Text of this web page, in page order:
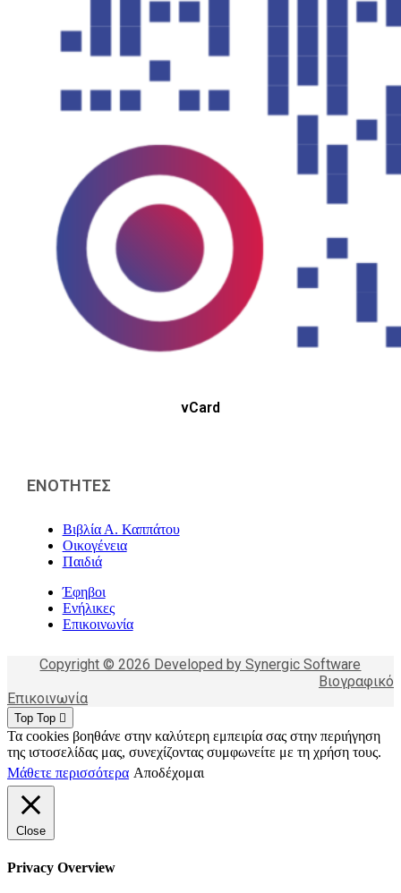
vCard
ΕΝΟΤΗΤΕΣ
Βιβλία Α. Καππάτου
Οικογένεια
Παιδιά
Έφηβοι
Ενήλικες
Επικοινωνία
Copyright © 2026 Developed by Synergic Software
Βιογραφικό
Επικοινωνία
Top Top
Τα cookies βοηθάνε στην καλύτερη εμπειρία σας στην περιήγηση
της ιστοσελίδας μας, συνεχίζοντας συμφωνείτε με τη χρήση τους.
Μάθετε περισσότερα Αποδέχομαι
Close
Privacy Overview